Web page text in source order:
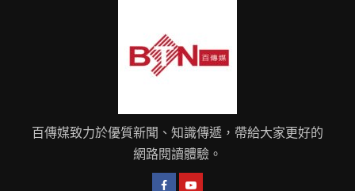
百傳媒致力於優質新聞、知識傳遞，帶給大家更好的
網路閱讀體驗。